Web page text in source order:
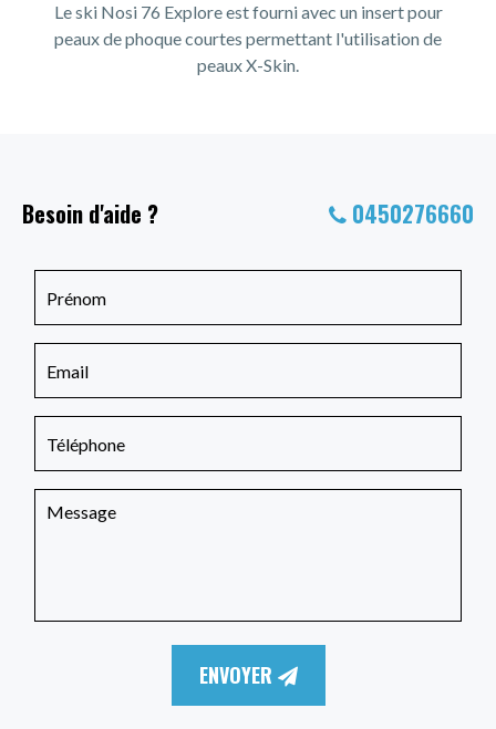
Le ski Nosi 76 Explore est fourni avec un insert pour
peaux de phoque courtes permettant l'utilisation de
peaux X-Skin.
Besoin d'aide ? 0450276660
ENVOYER